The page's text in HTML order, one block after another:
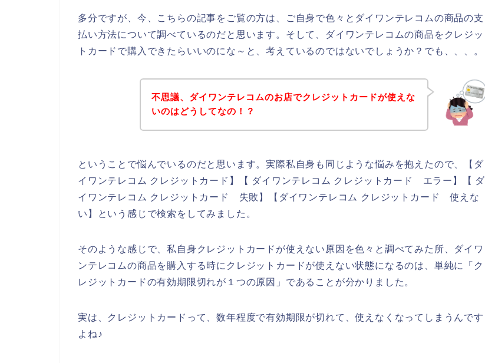
多分ですが、今、こちらの記事をご覧の方は、ご自身で色々とダイワンテレコムの商品の支
払い方法について調べているのだと思います。そして、ダイワンテレコムの商品をクレジッ
トカードで購入できたらいいのにな～と、考えているのではないでしょうか？でも、、、。
不思議、ダイワンテレコムのお店でクレジットカードが使えな
いのはどうしてなの！？
ということで悩んでいるのだと思います。実際私自身も同じような悩みを抱えたので、【ダ
イワンテレコム クレジットカード】【 ダイワンテレコム クレジットカード エラー】【 ダ
イワンテレコム クレジットカード 失敗】【ダイワンテレコム クレジットカード 使えな
い】という感じで検索をしてみました。
そのような感じで、私自身クレジットカードが使えない原因を色々と調べてみた所、ダイワ
ンテレコムの商品を購入する時にクレジットカードが使えない状態になるのは、単純に「ク
レジットカードの有効期限切れが１つの原因」であることが分かりました。
実は、クレジットカードって、数年程度で有効期限が切れて、使えなくなってしまうんです
よね♪